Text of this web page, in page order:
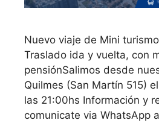
Nuevo viaje de Mini
Traslado ida y vuelta, con
pensiónSalimos desde
Quilmes (San Martín 515)
las 21:00hs Información y
comunicate via WhatsApp